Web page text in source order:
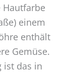
einem
enthält
Gemüse.
ist das in